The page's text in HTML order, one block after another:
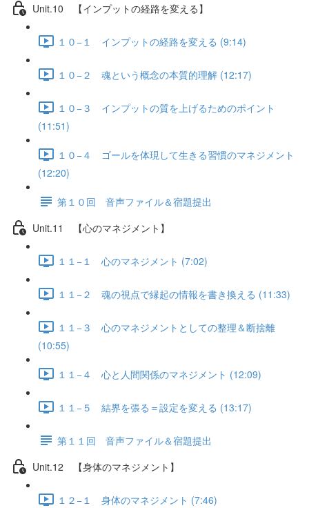
Unit.10 【インプットの経路を変える】
１０−１ インプットの経路を変える (9:14)
１０−２ 魂という概念の本質的理解 (12:17)
１０−３ インプットの質を上げるためのポイント
(11:51)
１０−４ ゴールを体現して生きる習慣のマネジメント
(12:20)
第１０回 音声ファイル＆宿題提出
Unit.11 【心のマネジメント】
１１−１ 心のマネジメント (7:02)
１１−２ 魂の視点で縁起の情報を書き換える (11:33)
１１−３ 心のマネジメントとしての整理＆断捨離
(10:55)
１１−４ 心と人間関係のマネジメント (12:09)
１１−５ 結界を張る＝設定を変える (13:17)
第１１回 音声ファイル＆宿題提出
Unit.12 【身体のマネジメント】
１２−１ 身体のマネジメント (7:46)